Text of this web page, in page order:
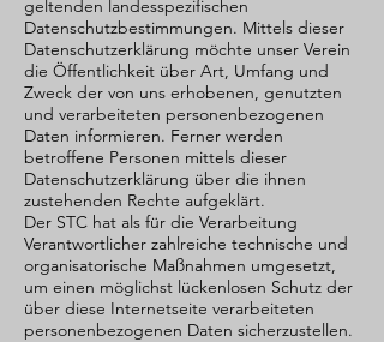
geltenden landesspezifischen
Datenschutzbestimmungen. Mittels dieser
Datenschutzerklärung möchte unser Verein
die Öffentlichkeit über Art, Umfang und
Zweck der von uns erhobenen, genutzten
und verarbeiteten personenbezogenen
Daten informieren. Ferner werden
betroffene Personen mittels dieser
Datenschutzerklärung über die ihnen
zustehenden Rechte aufgeklärt.
Der STC hat als für die Verarbeitung
Verantwortlicher zahlreiche technische und
organisatorische Maßnahmen umgesetzt,
um einen möglichst lückenlosen Schutz der
über diese Internetseite verarbeiteten
personenbezogenen Daten sicherzustellen.